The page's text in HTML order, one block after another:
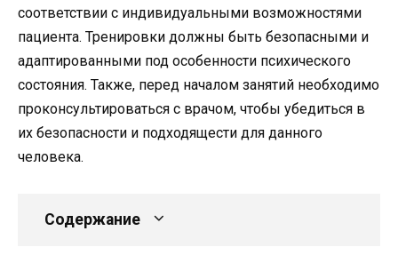
соответствии с индивидуальными возможностями
пациента. Тренировки должны быть безопасными и
адаптированными под особенности психического
состояния. Также, перед началом занятий необходимо
проконсультироваться с врачом, чтобы убедиться в
их безопасности и подходящести для данного
человека.
Содержание